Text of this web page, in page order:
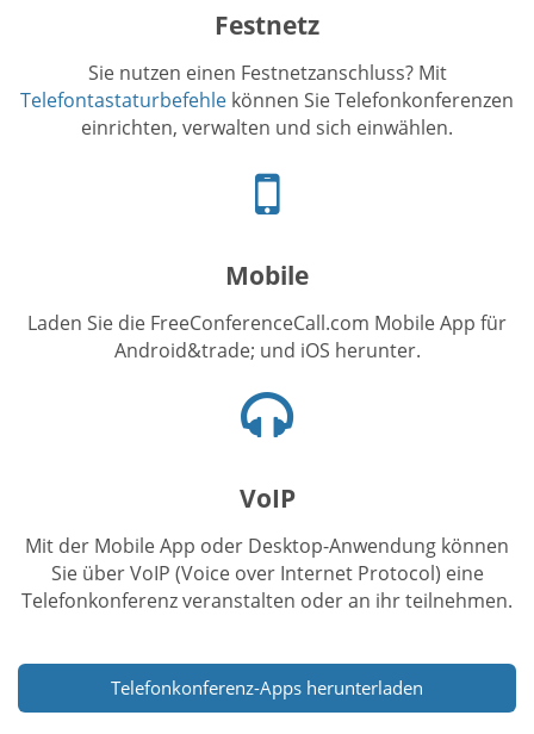
Festnetz
Sie nutzen einen Festnetzanschluss? Mit
Telefontastaturbefehle können Sie Telefonkonferenzen
einrichten, verwalten und sich einwählen.
Telefonsymbol
Mobile
Laden Sie die FreeConferenceCall.com Mobile App für
Android&trade; und iOS herunter.
VoIP
Mit der Mobile App oder Desktop-Anwendung können
Sie über VoIP (Voice over Internet Protocol) eine
Telefonkonferenz veranstalten oder an ihr teilnehmen.
Telefonkonferenz-Apps herunterladen